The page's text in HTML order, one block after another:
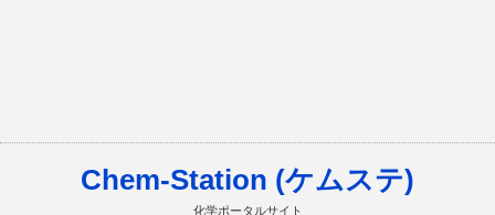
Chem-Station (ケムステ)
化学ポータルサイト